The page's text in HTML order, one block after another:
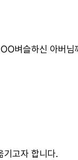
벼슬하신 아버님
기고자 합니다.